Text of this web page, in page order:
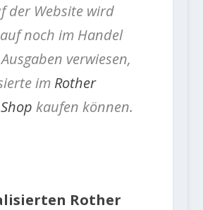
der Website wird
noch im Handel
verwiesen,
im Rother
kaufen können.
Rother